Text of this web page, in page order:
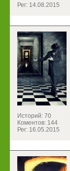
Рег: 14.08.2015
Историй: 70
Коментов: 144
Рег: 16.05.2015